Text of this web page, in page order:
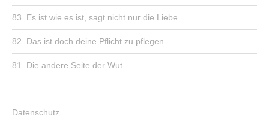
83. Es ist wie es ist, sagt nicht nur die Liebe
82. Das ist doch deine Pflicht zu pflegen
81. Die andere Seite der Wut
Datenschutz